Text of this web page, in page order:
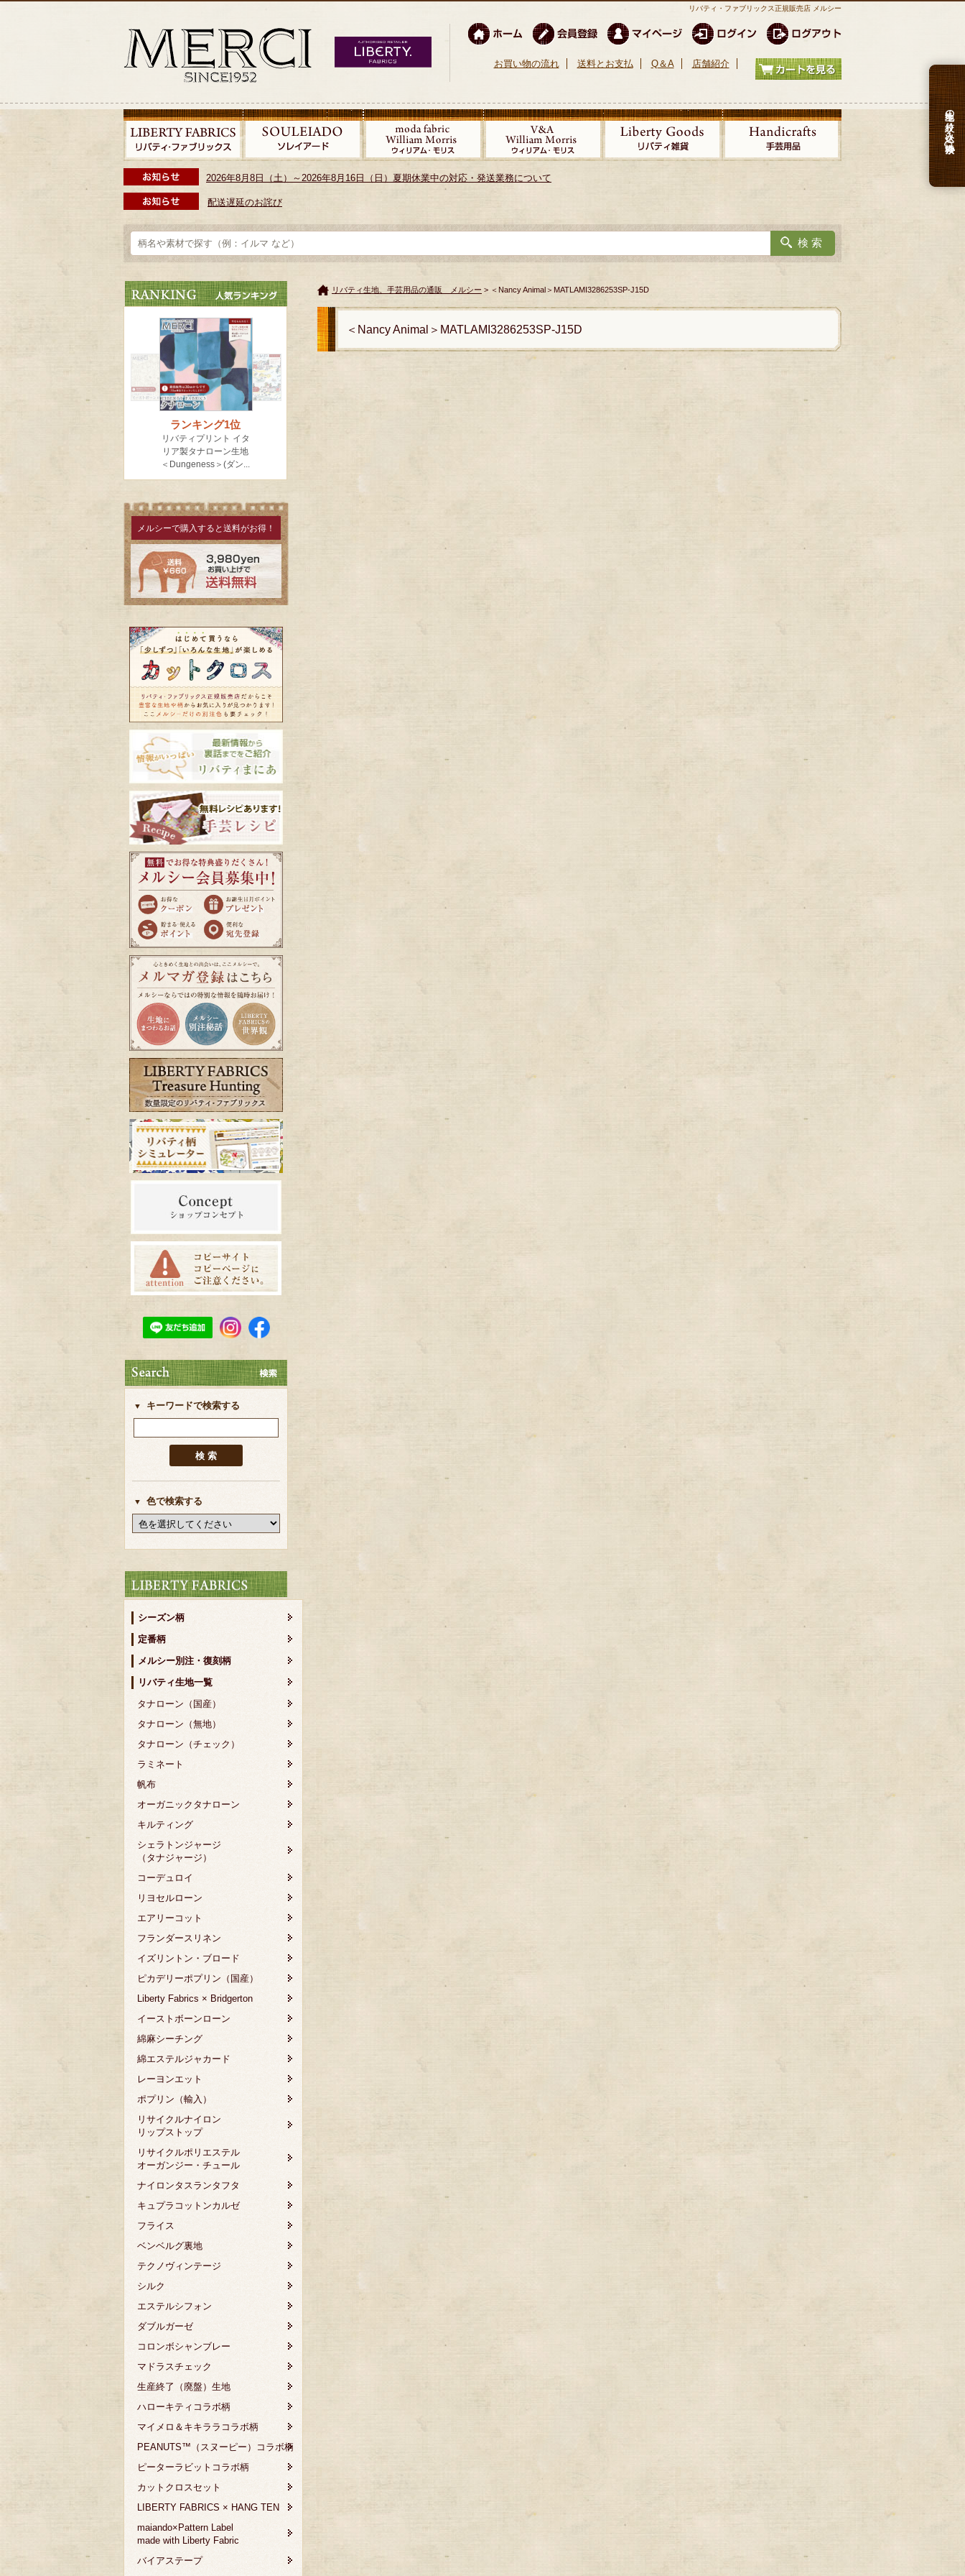
リバティ・ファブリックス正規販売店 メルシー
お買い物の流れ 送料とお支払 Q＆A 店舗紹介
2026年8月8日（土）～2026年8月16日（日）夏期休業中の対応・発送業務について
配送遅延のお詫び
生地の絞り込み検索
メルシーで購入すると送料がお得！
キーワードで検索する
色で検索する
シーズン柄
定番柄
メルシー別注・復刻柄
リバティ生地一覧
タナローン（国産）
タナローン（無地）
タナローン（チェック）
ラミネート
帆布
オーガニックタナローン
キルティング
シェラトンジャージ
（タナジャージ）
コーデュロイ
リヨセルローン
エアリーコット
フランダースリネン
イズリントン・ブロード
ピカデリーポプリン（国産）
Liberty Fabrics × Bridgerton
イーストボーンローン
綿麻シーチング
綿エステルジャカード
レーヨンエット
ポプリン（輸入）
リサイクルナイロン
リップストップ
リサイクルポリエステル
オーガンジー・チュール
ナイロンタスランタフタ
キュプラコットンカルゼ
フライス
ベンベルグ裏地
テクノヴィンテージ
シルク
エステルシフォン
ダブルガーゼ
コロンボシャンブレー
マドラスチェック
生産終了（廃盤）生地
ハローキティコラボ柄
マイメロ＆キキララコラボ柄
PEANUTS™（スヌーピー）コラボ柄
ピーターラビットコラボ柄
カットクロスセット
LIBERTY FABRICS × HANG TEN
maiando×Pattern Label
made with Liberty Fabric
バイアステープ
リバティ生地、手芸用品の通販 メルシー > ＜Nancy Animal＞MATLAMI3286253SP-J15D
＜Nancy Animal＞MATLAMI3286253SP-J15D